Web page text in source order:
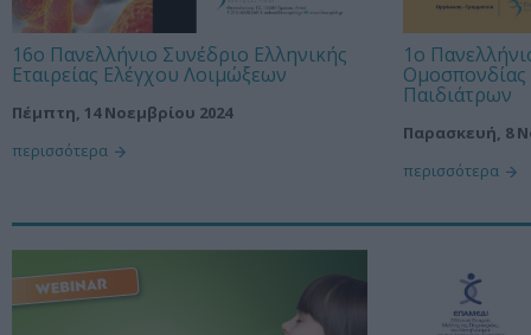
16ο Πανελλήνιο Συνέδριο Ελληνικής
Εταιρείας Ελέγχου Λοιμώξεων
Πέμπτη, 14 Νοεμβρίου 2024
περισσότερα
1ο
Ομοσπονδίας
Παιδιάτρων
Παρασκευή, 8
περισσότερα